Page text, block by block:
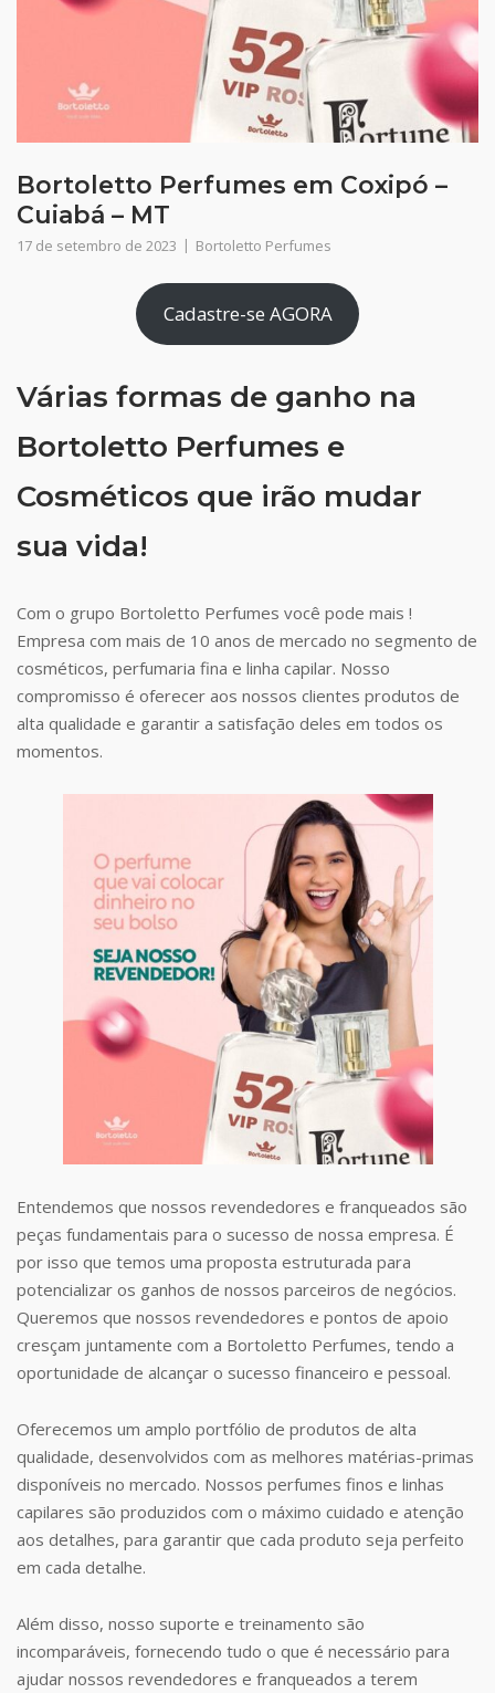
Bortoletto Perfumes em Coxipó –
Cuiabá – MT
17 de setembro de 2023 Bortoletto Perfumes
Cadastre-se AGORA
Várias formas de ganho na
Bortoletto Perfumes e
Cosméticos que irão mudar
sua vida!
Com o grupo Bortoletto Perfumes você pode mais !
Empresa com mais de 10 anos de mercado no segmento de
cosméticos, perfumaria fina e linha capilar. Nosso
compromisso é oferecer aos nossos clientes produtos de
alta qualidade e garantir a satisfação deles em todos os
momentos.
Entendemos que nossos revendedores e franqueados são
peças fundamentais para o sucesso de nossa empresa. É
por isso que temos uma proposta estruturada para
potencializar os ganhos de nossos parceiros de negócios.
Queremos que nossos revendedores e pontos de apoio
cresçam juntamente com a Bortoletto Perfumes, tendo a
oportunidade de alcançar o sucesso financeiro e pessoal.
Oferecemos um amplo portfólio de produtos de alta
qualidade, desenvolvidos com as melhores matérias-primas
disponíveis no mercado. Nossos perfumes finos e linhas
capilares são produzidos com o máximo cuidado e atenção
aos detalhes, para garantir que cada produto seja perfeito
em cada detalhe.
Além disso, nosso suporte e treinamento são
incomparáveis, fornecendo tudo o que é necessário para
ajudar nossos revendedores e franqueados a terem